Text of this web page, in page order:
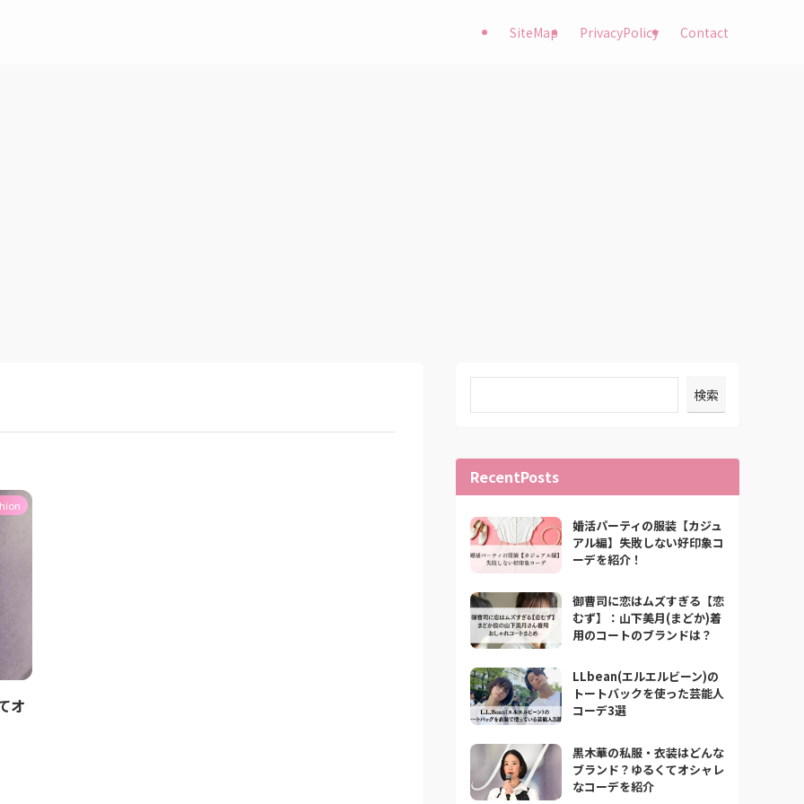
SiteMap PrivacyPolicy Contact
オ
検索
RecentPosts
婚活パーティの服装【カジュ
アル編】失敗しない好印象コ
ーデを紹介！
御曹司に恋はムズすぎる【恋
むず】：山下美月(まどか)着
用のコートのブランドは？
LLbean(エルエルビーン)の
トートバックを使った芸能人
コーデ3選
黒木華の私服・衣装はどんな
ブランド？ゆるくてオシャレ
なコーデを紹介